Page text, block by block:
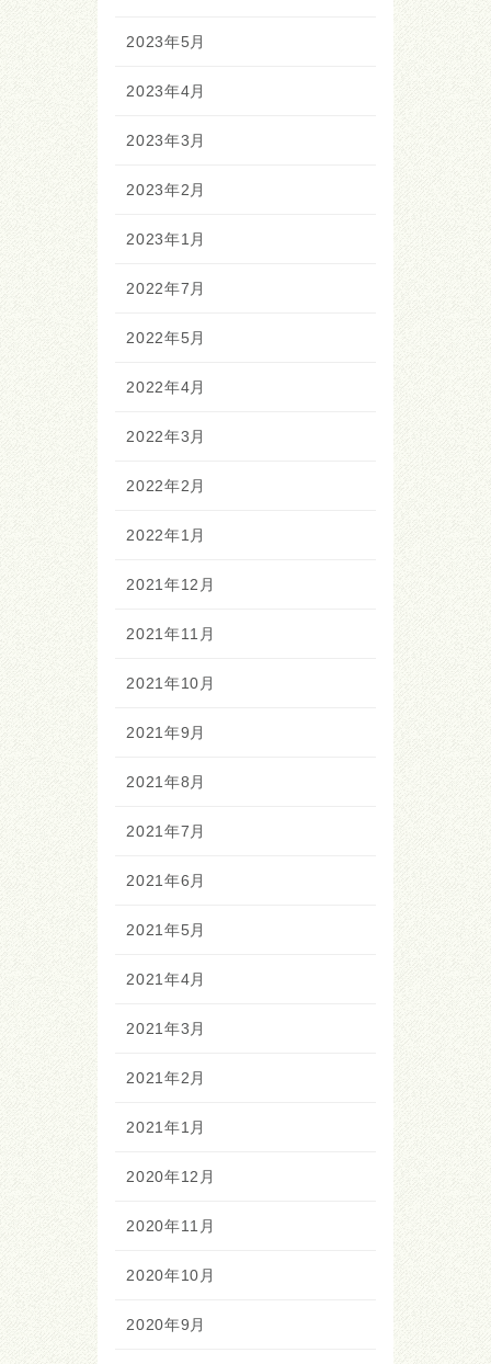
2023年5月
2023年4月
2023年3月
2023年2月
2023年1月
2022年7月
2022年5月
2022年4月
2022年3月
2022年2月
2022年1月
2021年12月
2021年11月
2021年10月
2021年9月
2021年8月
2021年7月
2021年6月
2021年5月
2021年4月
2021年3月
2021年2月
2021年1月
2020年12月
2020年11月
2020年10月
2020年9月